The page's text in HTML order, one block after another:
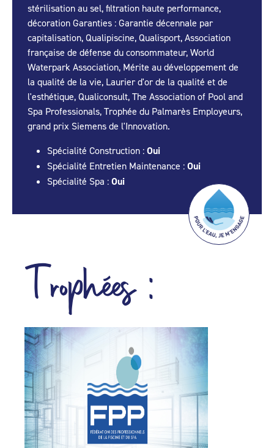
stérilisation au sel, filtration haute performance,
décoration Garanties : Garantie décennale par
capitalisation, Qualipiscine, Qualisport, Association
française de défense du consommateur, World
Waterpark Association, Mérite au développement de
la qualité de la vie, Laurier d'or de la qualité et de
l'esthétique, Qualiconsult, The Association of Pool and
Spa Professionals, Trophée du Palmarès Employeurs,
grand prix Siemens de l'Innovation.
Spécialité Construction : Oui
Spécialité Entretien Maintenance : Oui
Spécialité Spa : Oui
Trophées :